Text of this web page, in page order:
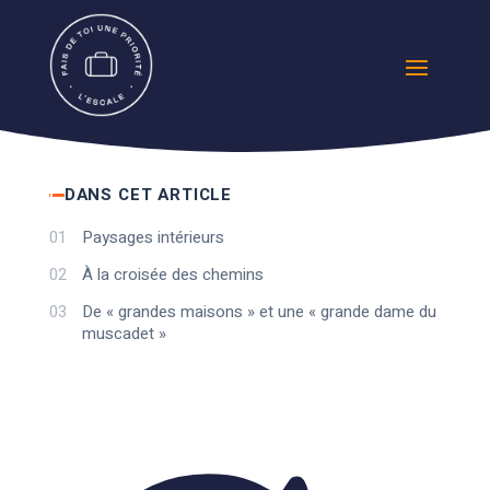
DANS CET ARTICLE
01
Paysages intérieurs
02
À la croisée des chemins
03
De « grandes maisons » et une « grande dame du
muscadet »